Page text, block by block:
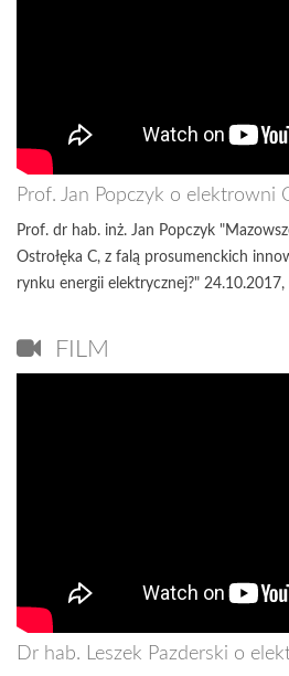
Prof. Jan Popczyk o elektrowni
Prof. dr hab. inż. Jan Popczyk
Ostrołęka C, z falą prosumenckich
rynku energii elektrycznej?" 24.10.2017,
FILM
Dr hab. Leszek Pazderski o